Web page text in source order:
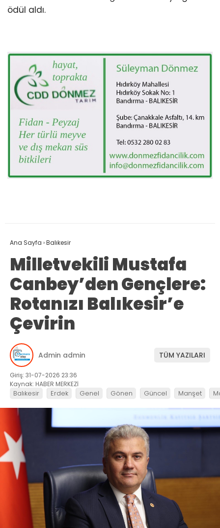
ödül aldı.
Ana Sayfa ›Balıkesir
Milletvekili Mustafa
Canbey’den Gençlere:
Rotanızı Balıkesir’e
Çevirin
Admin admin TÜM YAZILARI
Giriş: 31-07-2026 23:36
Kaynak: HABER MERKEZİ
Balıkesir Erdek Genel Gönen Güncel Manşet